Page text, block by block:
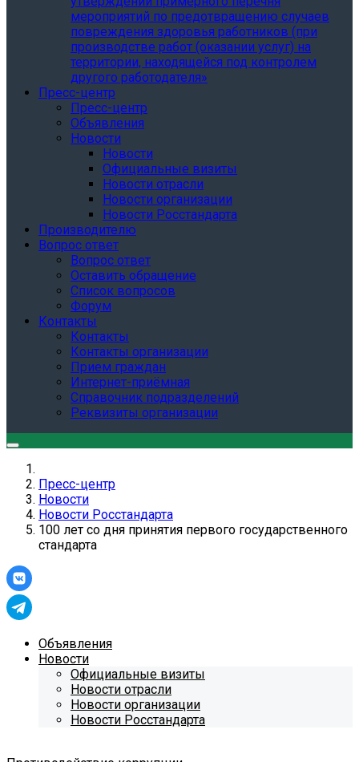
мероприятий по предотвращению случаев
повреждения здоровья работников (при
производстве работ (оказании услуг) на
территории, находящейся под контролем
другого работодателя»
Пресс-центр
Пресс-центр
Объявления
Новости
Новости
Официальные визиты
Новости отрасли
Новости организации
Новости Росстандарта
Производителю
Вопрос ответ
Вопрос ответ
Оставить обращение
Список вопросов
Форум
Контакты
Контакты
Контакты организации
Прием граждан
Интернет-приёмная
Справочник подразделений
Реквизиты организации
Пресс-центр
Новости
Новости Росстандарта
100 лет со дня принятия первого государственного
стандарта
Объявления
Новости
Официальные визиты
Новости отрасли
Новости организации
Новости Росстандарта